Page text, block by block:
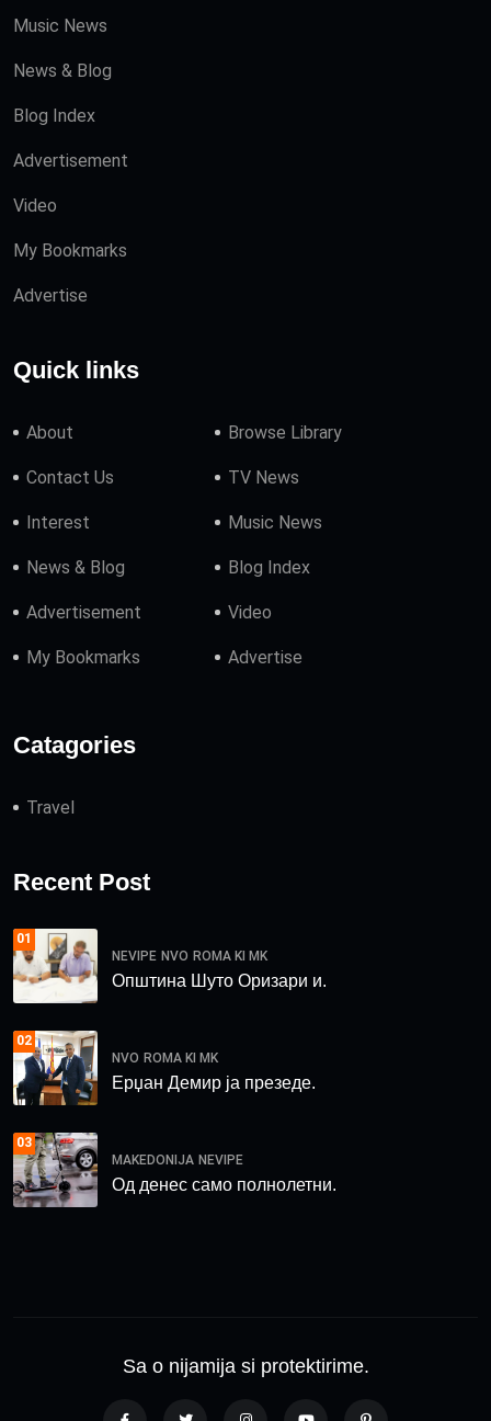
Music News
News & Blog
Blog Index
Advertisement
Video
My Bookmarks
Advertise
Quick links
About Browse Library
Contact Us TV News
Interest Music News
News & Blog Blog Index
Advertisement Video
My Bookmarks Advertise
Catagories
Travel
Recent Post
01
NEVIPE NVO ROMA KI MK
Општина Шуто Оризари и.
02
NVO ROMA KI MK
Ерџан Демир ја презеде.
03
MAKEDONIJA NEVIPE
Од денес само полнолетни.
Sa o nijamija si protektirime.